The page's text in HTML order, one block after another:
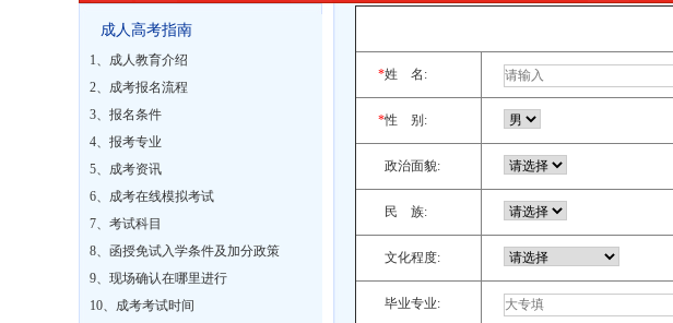
*姓 名:
*性 别:
政治面貌:
民 族:
文化程度:
毕业专业:
成人高考指南
1、成人教育介绍
2、成考报名流程
3、报名条件
4、报考专业
5、成考资讯
6、成考在线模拟考试
7、考试科目
8、函授免试入学条件及加分政策
9、现场确认在哪里进行
10、成考考试时间